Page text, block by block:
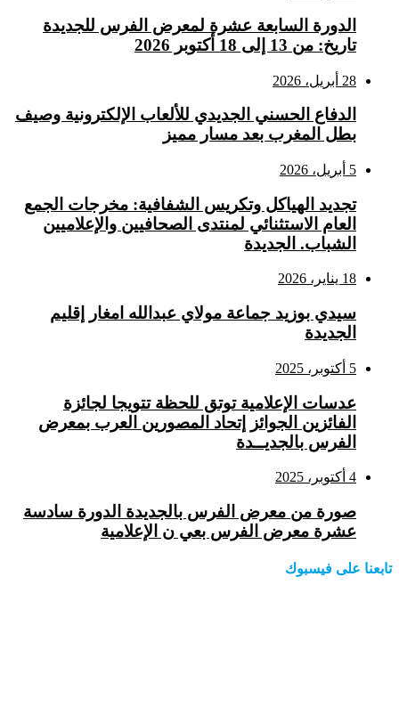
الدورة السابعة عشرة لمعرض الفرس للجديدة
تاريخ: من 13 إلى 18 أكتوبر 2026
28 أبريل، 2026
الدفاع الحسني الجديدي للألعاب الإلكترونية وصيف
بطل المغرب بعد مسار مميز
5 أبريل، 2026
تجديد الهياكل وتكريس الشفافية: مخرجات الجمع
العام الاستثنائي لمنتدى الصحافيين والإعلاميين
الشباب. الجديدة
18 يناير، 2026
سيدي بوزيد جماعة مولاي عبدالله امغار إقليم
الجديدة
5 أكتوبر، 2025
عدسات الإعلامية توتق للحظة تتويجا لجائزة
الفائزين الجوائز إتحاد المصورين العرب بمعرض
الفرس بالجديــدة
4 أكتوبر، 2025
صورة من معرض الفرس بالجديدة الدورة سادسة
عشرة معرض الفرس بعي ن الإعلامية
تابعنا على فيسبوك